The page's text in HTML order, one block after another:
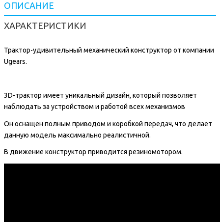
ОПИСАНИЕ
ХАРАКТЕРИСТИКИ
Трактор-удивительный механический конструктор от компании
Ugears.
3D-трактор имеет уникальный дизайн, который позволяет
наблюдать за устройством и работой всех механизмов
Он оснащен полным приводом и коробкой передач, что делает
данную модель максимально реалистичной.
В движение конструктор приводится резиномотором.